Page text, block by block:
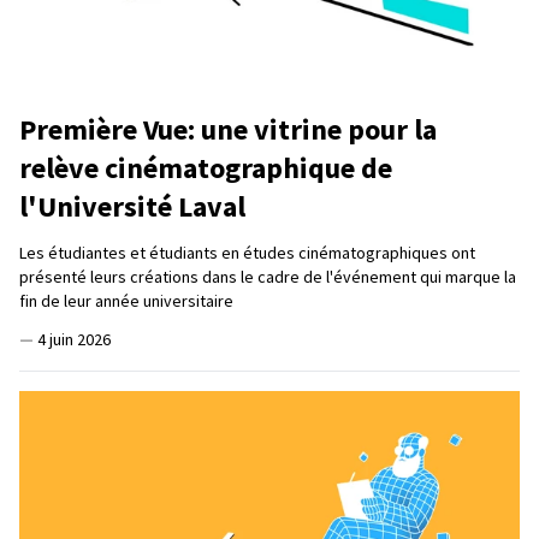
Première Vue: une vitrine pour la
relève cinématographique de
l'Université Laval
Les étudiantes et étudiants en études cinématographiques ont
présenté leurs créations dans le cadre de l'événement qui marque la
fin de leur année universitaire
— 4 juin 2026